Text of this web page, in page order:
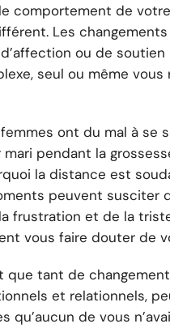
comportement de votre
Les
ou de
seul ou même
ont du mal à se
pendant la
la distance est
peuvent susciter
frustration et de la
vous faire douter de
que tant de
et relationnels,
qu’aucun de vous